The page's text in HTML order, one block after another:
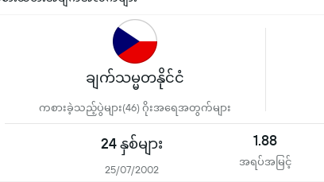
ချက်သမ္မတနိုင်ငံ
ကစားခဲ့သည့်ပွဲများ(46) ဂိုးအရေအတွက်များ
24 နှစ်များ
25/07/2002
1.88
အရပ်အမြင့်